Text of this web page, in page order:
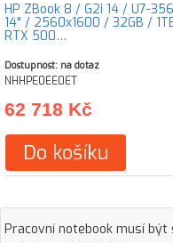
HP ZBook 8 / G2i 14 / U7-
14" / 2560x1600 / 32GB /
RTX 500…
Dostupnost: na dotaz
NHHPE0EE0ET
62 718 Kč
Do košíku
Pracovní notebook musí